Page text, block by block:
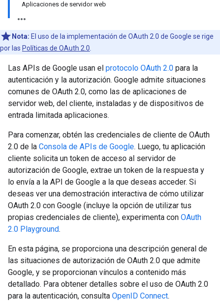
Aplicaciones de servidor web
Nota: El uso de la implementación de OAuth 2.0 de Google se rige
por las Políticas de OAuth 2.0
Las APIs de Google usan el protocolo OAuth 2.0 para la
autenticación y la autorización. Google admite situaciones
comunes de OAuth 2.0, como las de aplicaciones de
servidor web, del cliente, instaladas y de dispositivos de
entrada limitada aplicaciones.
Para comenzar, obtén las credenciales de cliente de OAuth
2.0 de la Consola de APIs de Google. Luego, tu aplicación
cliente solicita un token de acceso al servidor de
autorización de Google, extrae un token de la respuesta y
lo envía a la API de Google a la que deseas acceder. Si
deseas ver una demostración interactiva de cómo utilizar
OAuth 2.0 con Google (incluye la opción de utilizar tus
propias credenciales de cliente), experimenta con OAuth
2.0 Playground.
En esta página, se proporciona una descripción general de
las situaciones de autorización de OAuth 2.0 que admite
Google, y se proporcionan vínculos a contenido más
detallado. Para obtener detalles sobre el uso de OAuth 2.0
para la autenticación, consulta OpenID Connect.